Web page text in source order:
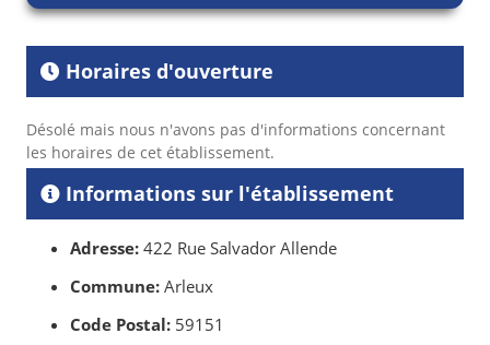
Horaires d'ouverture
Désolé mais nous n'avons pas d'informations concernant
les horaires de cet établissement.
Informations sur l'établissement
Adresse: 422 Rue Salvador Allende
Commune: Arleux
Code Postal: 59151